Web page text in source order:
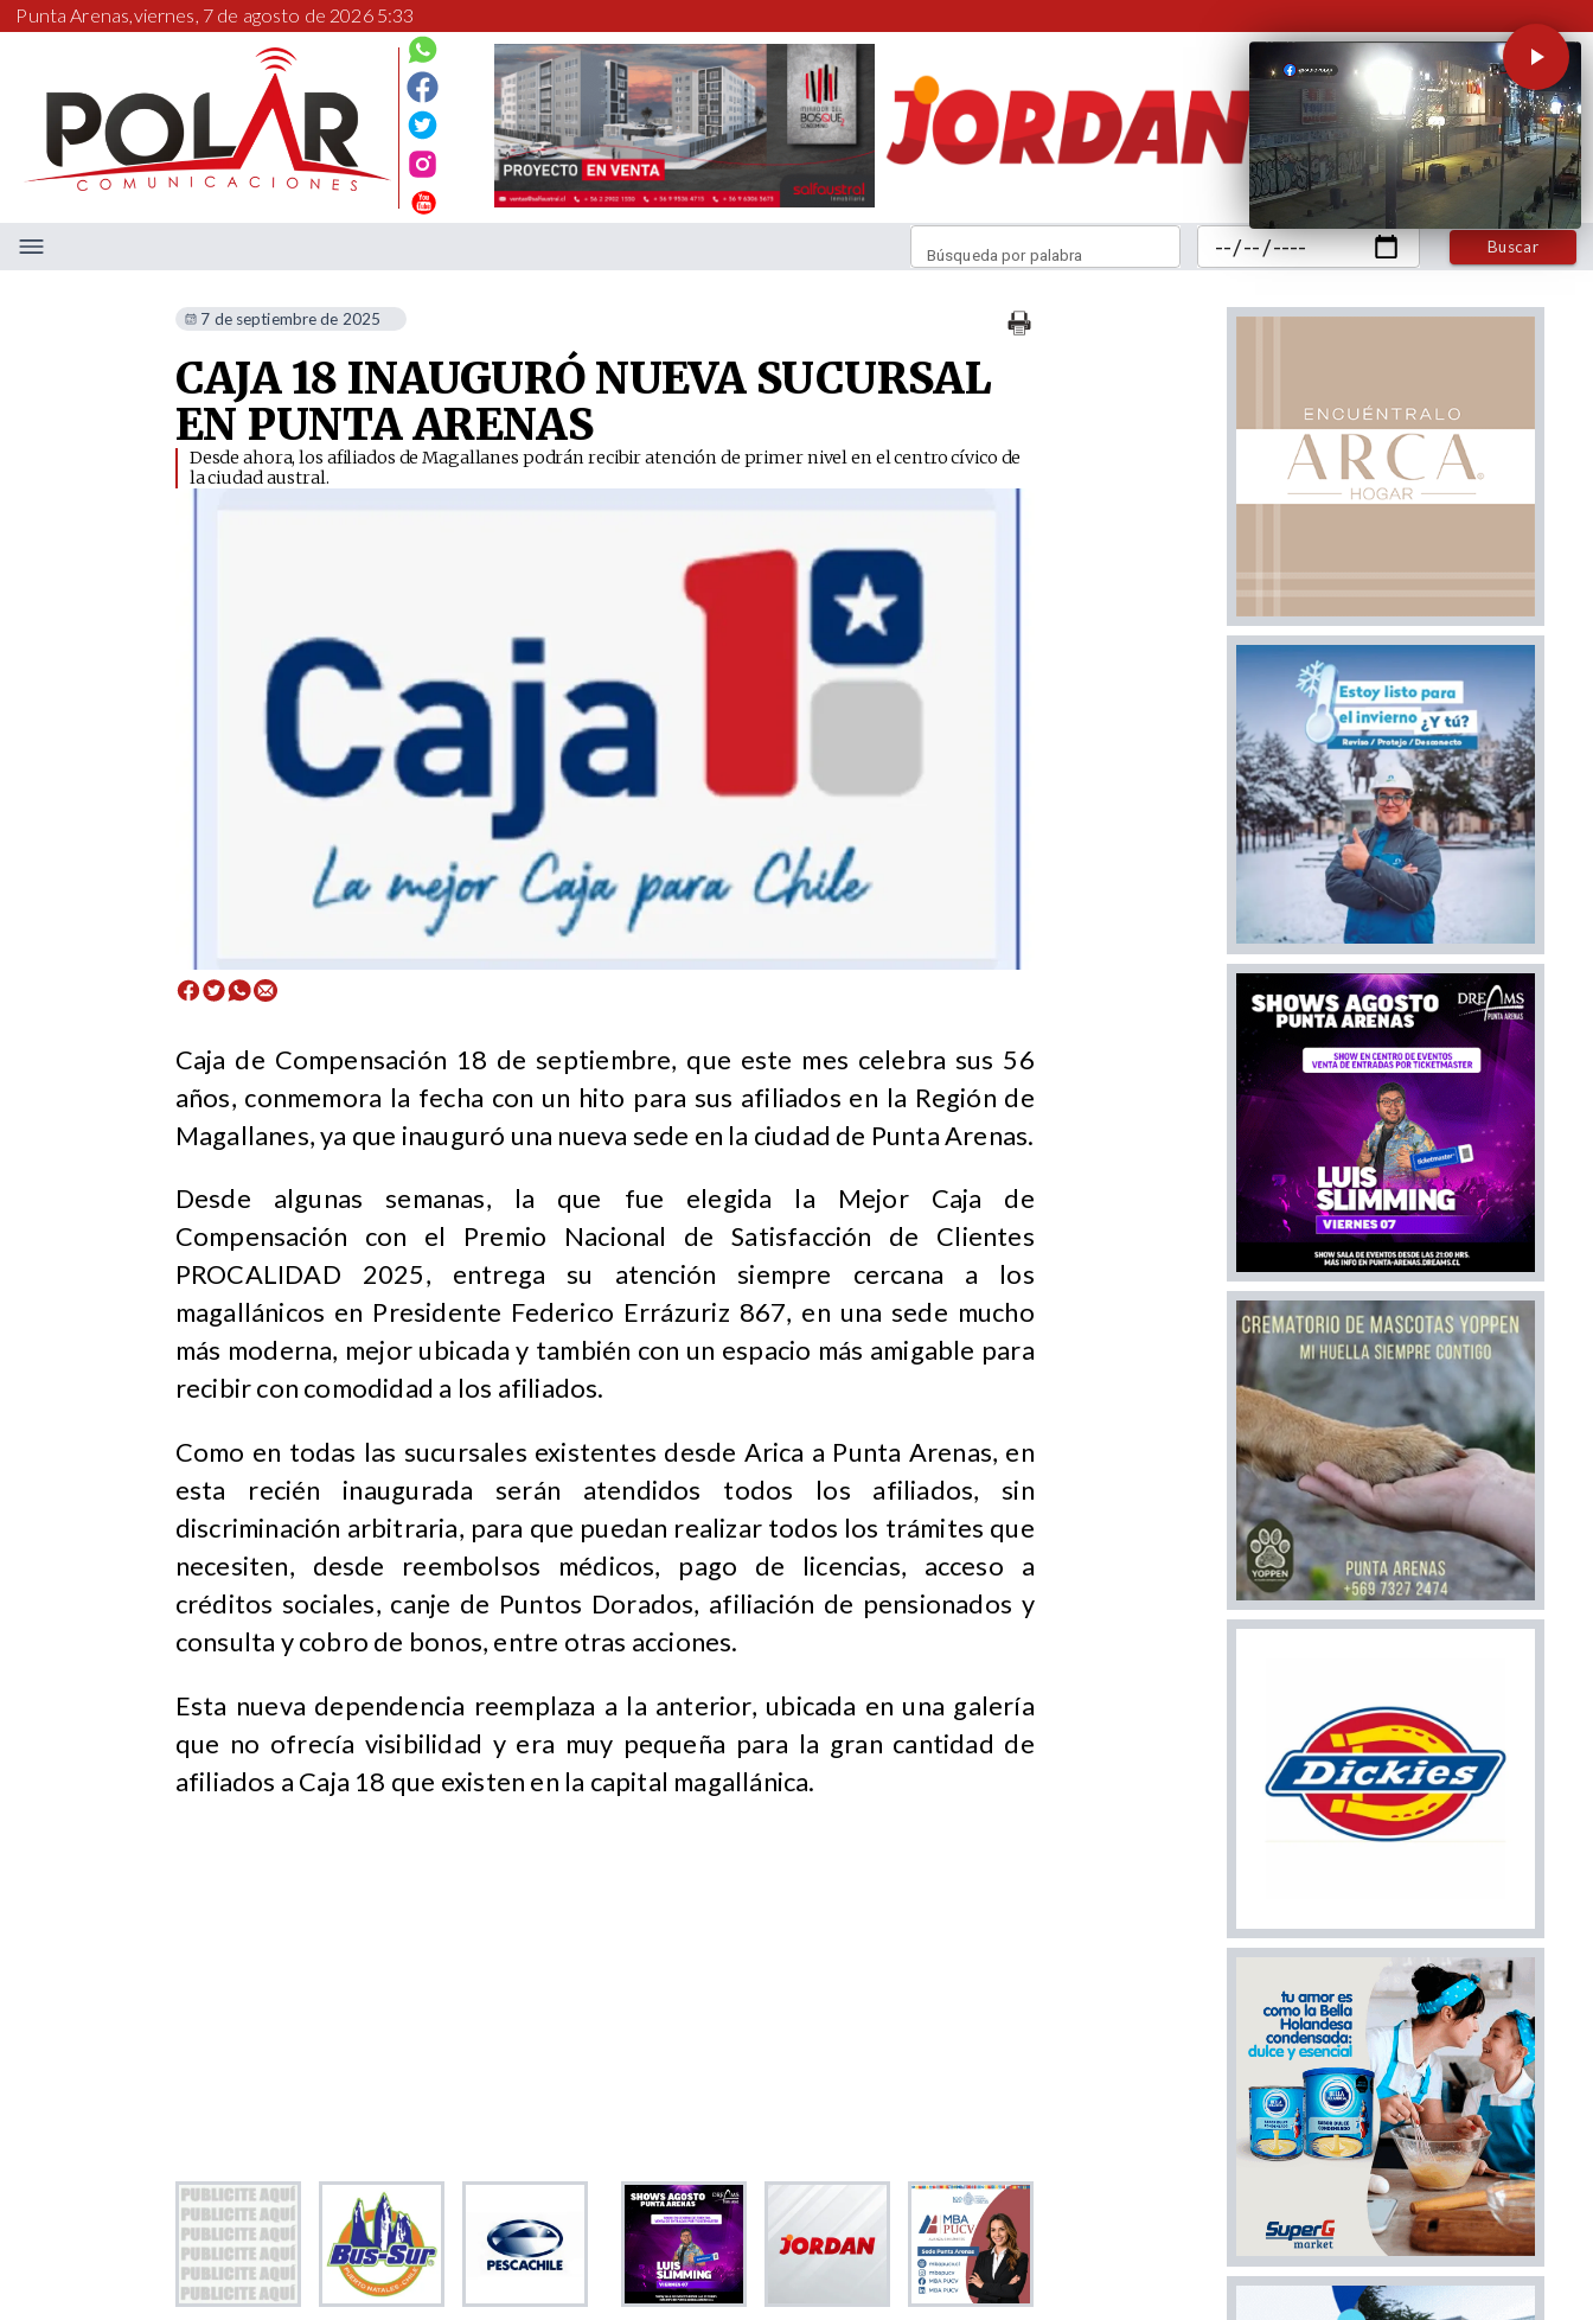
Punta Arenas,viernes, 7 de agosto de 2026 5:33
Buscar
Búsqueda por palabra
7 de septiembre de 2025
CAJA 18 INAUGURÓ NUEVA SUCURSAL
EN PUNTA ARENAS
Desde ahora, los afiliados de Magallanes podrán recibir atención de primer nivel en el centro cívico de
la ciudad austral. ​
Caja de Compensación 18 de septiembre, que este mes celebra sus 56
años, conmemora la fecha con un hito para sus afiliados en la Región de
Magallanes, ya que inauguró una nueva sede en la ciudad de Punta Arenas.
Desde algunas semanas, la que fue elegida la Mejor Caja de
Compensación con el Premio Nacional de Satisfacción de Clientes
PROCALIDAD 2025, entrega su atención siempre cercana a los
magallánicos en Presidente Federico Errázuriz 867, en una sede mucho
más moderna, mejor ubicada y también con un espacio más amigable para
recibir con comodidad a los afiliados.
Como en todas las sucursales existentes desde Arica a Punta Arenas, en
esta recién inaugurada serán atendidos todos los afiliados, sin
discriminación arbitraria, para que puedan realizar todos los trámites que
necesiten, desde reembolsos médicos, pago de licencias, acceso a
créditos sociales, canje de Puntos Dorados, afiliación de pensionados y
consulta y cobro de bonos, entre otras acciones.
Esta nueva dependencia reemplaza a la anterior, ubicada en una galería
que no ofrecía visibilidad y era muy pequeña para la gran cantidad de
afiliados a Caja 18 que existen en la capital magallánica.